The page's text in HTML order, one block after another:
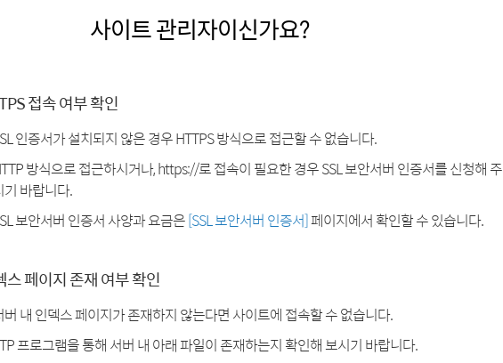
사이트 관리자이신가요?
접속 여부 확인
인증서가 설치되지 않은 경우 HTTPS 방식으로 접근할 수 없습니다.
방식으로 접근하시거나, https://로 접속이 필요한 경우 SSL 보안서버 인증서를 신청해 주
기 바랍니다.
보안서버 인증서 사양과 요금은[SSL 보안서버 인증서]페이지에서 확인할 수 있습니다.
스 페이지 존재 여부 확인
버 내 인덱스 페이지가 존재하지 않는다면 사이트에 접속할 수 없습니다.
프로그램을 통해 서버 내 아래 파일이 존재하는지 확인해 보시기 바랍니다.